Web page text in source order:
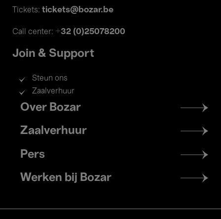
Tickets: tickets@bozar.be
Call center: +32 (0)25078200
Join & Support
Steun ons
Zaalverhuur
Footer
menu
Over Bozar
Zaalverhuur
Pers
Werken bij Bozar